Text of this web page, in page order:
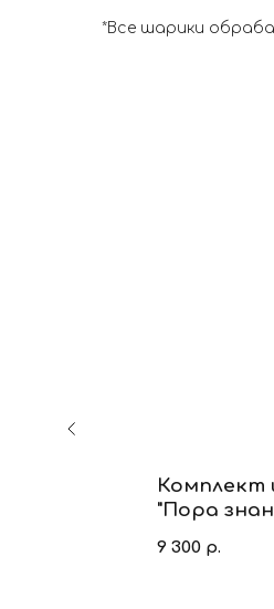
*Все шарики
Комплект
"Пора
9 300 р.